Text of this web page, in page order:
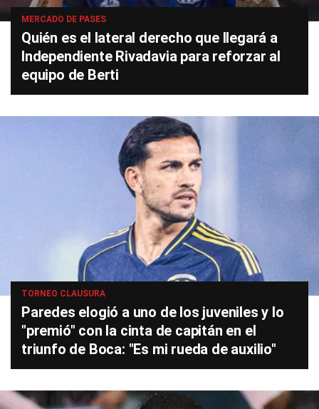
MERCADO DE PASES
Quién es el lateral derecho que llegará a
Independiente Rivadavia para reforzar al
equipo de Berti
TORNEO CLAUSURA
Paredes elogió a uno de los juveniles y lo
"premió" con la cinta de capitán en el
triunfo de Boca: "Es mi rueda de auxilio"